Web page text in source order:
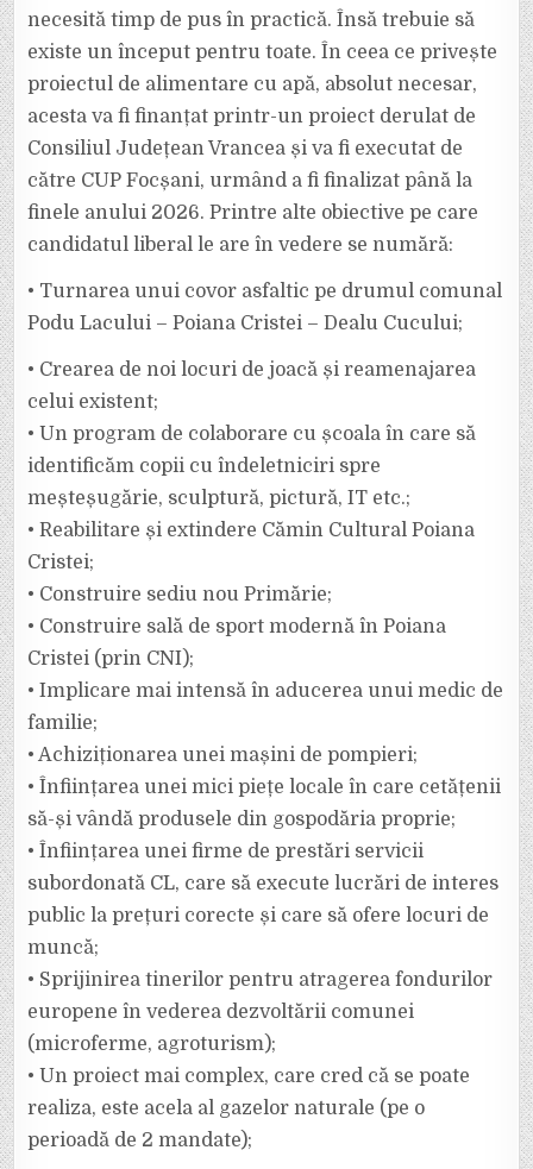
necesită timp de pus în practică. Însă trebuie să
existe un început pentru toate. În ceea ce privește
proiectul de alimentare cu apă, absolut necesar,
acesta va fi finanțat printr-un proiect derulat de
Consiliul Județean Vrancea și va fi executat de
către CUP Focșani, urmând a fi finalizat până la
finele anului 2026. Printre alte obiective pe care
candidatul liberal le are în vedere se numără:
• Turnarea unui covor asfaltic pe drumul comunal
Podu Lacului – Poiana Cristei – Dealu Cucului;
• Crearea de noi locuri de joacă și reamenajarea
celui existent;
• Un program de colaborare cu școala în care să
identificăm copii cu îndeletniciri spre
meșteșugărie, sculptură, pictură, IT etc.;
• Reabilitare și extindere Cămin Cultural Poiana
Cristei;
• Construire sediu nou Primărie;
• Construire sală de sport modernă în Poiana
Cristei (prin CNI);
• Implicare mai intensă în aducerea unui medic de
familie;
• Achiziționarea unei mașini de pompieri;
• Înființarea unei mici piețe locale în care cetățenii
să-și vândă produsele din gospodăria proprie;
• Înființarea unei firme de prestări servicii
subordonată CL, care să execute lucrări de interes
public la prețuri corecte și care să ofere locuri de
muncă;
• Sprijinirea tinerilor pentru atragerea fondurilor
europene în vederea dezvoltării comunei
(microferme, agroturism);
• Un proiect mai complex, care cred că se poate
realiza, este acela al gazelor naturale (pe o
perioadă de 2 mandate);